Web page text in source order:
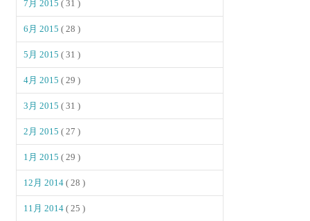
7月 2015( 31 )
6月 2015( 28 )
5月 2015( 31 )
4月 2015( 29 )
3月 2015( 31 )
2月 2015( 27 )
1月 2015( 29 )
12月 2014( 28 )
11月 2014( 25 )